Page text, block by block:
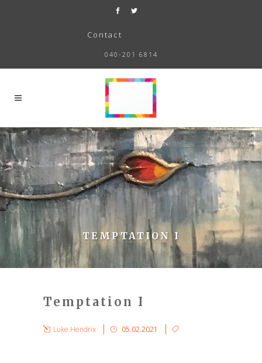
Contact
040-201 6814
TEMPTATION I
Temptation I
Luke Hendrix 05.02.2021